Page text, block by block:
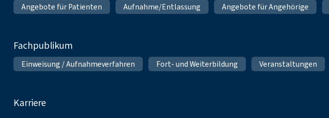
Angebote für Patienten Aufnahme/Entlassung Angebote für Angehörige
Fachpublikum
Einweisung / Aufnahmeverfahren Fort- und Weiterbildung Veranstaltungen
Karriere